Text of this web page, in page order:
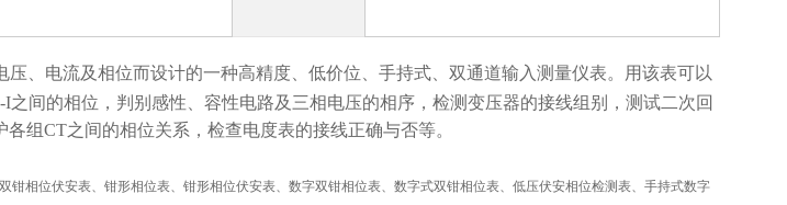
压、电流及相位而设计的一种高精度、低价位、手持式、双通道输入测量仪表。用该表可以
间的相位，判别感性、容性电路及三相电压的相序，检测变压器的接线组别，测试二次回
组CT之间的相位关系，检查电度表的接线正确与否等。
钳相位伏安表、钳形相位表、钳形相位伏安表、数字双钳相位表、数字式双钳相位表、低压伏安相位检测表、手持式数字